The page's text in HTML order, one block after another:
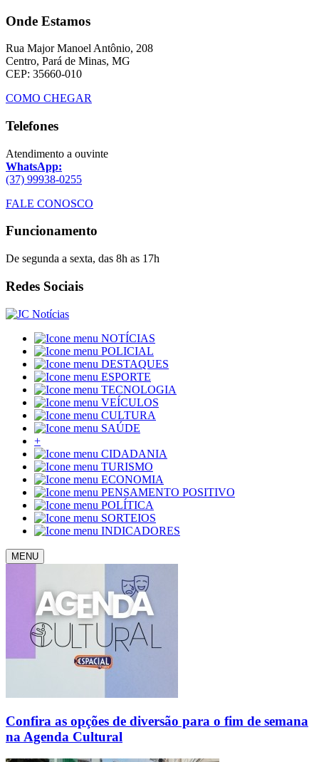
Onde Estamos
Rua Major Manoel Antônio, 208
Centro, Pará de Minas, MG
CEP: 35660-010
COMO CHEGAR
Telefones
Atendimento a ouvinte
WhatsApp:
(37) 99938-0255
FALE CONOSCO
Funcionamento
De segunda a sexta, das 8h as 17h
Redes Sociais
NOTÍCIAS
POLICIAL
DESTAQUES
ESPORTE
TECNOLOGIA
VEÍCULOS
CULTURA
SAÚDE
+
CIDADANIA
TURISMO
ECONOMIA
PENSAMENTO POSITIVO
POLÍTICA
SORTEIOS
INDICADORES
MENU
Confira as opções de diversão para o fim de semana
na Agenda Cultural